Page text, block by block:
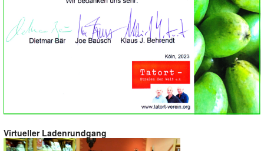
Virtueller Ladenrundgang